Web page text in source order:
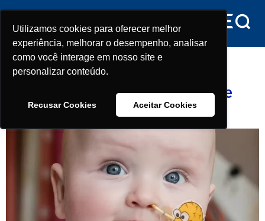
Utilizamos cookies para oferecer melhor
experiência, melhorar o desempenho, analisar
como você interage em nosso site e
personalizar conteúdo.
Recusar Cookies Aceitar Cookies
Utilizamos cookies para oferecer melhor
experiência, melhorar o desempenho, analisar
como você interage em nosso site e
personalizar conteúdo.
Recusar Cookies Aceitar Cookies
conteúdo
Tag:bebê
Tratamento inédito cura bebê de
doença rara causada no DNA